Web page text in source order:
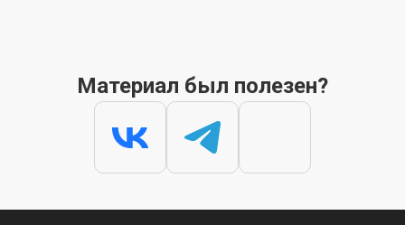
Материал был полезен?